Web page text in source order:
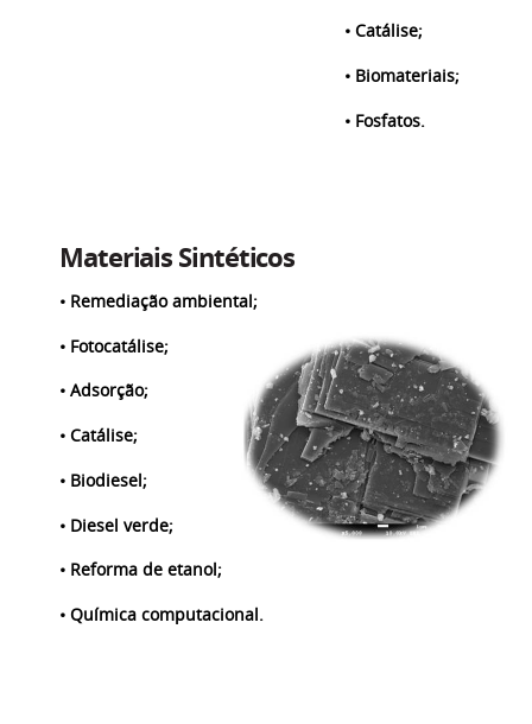
• Catálise;
• Biomateriais;
• Fosfatos.
Materiais Sintéticos
• Remediação ambiental;
• Fotocatálise;
• Adsorção;
• Catálise;
• Biodiesel;
• Diesel verde;
• Reforma de etanol;
• Química computacional.